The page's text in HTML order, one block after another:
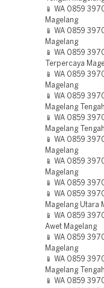
📱 WA 0859
Magelang
📱 WA 0859
Magelang
📱 WA 0859
Terpercaya
📱 WA 0859
Magelang
📱 WA 0859
Magelang
📱 WA 0859
Magelang
📱 WA 0859
Magelang
📱 WA 0859
Magelang
📱 WA 0859
📱 WA 0859
Magelang Utara
📱 WA 0859
Awet Magelang
📱 WA 0859
Magelang
📱 WA 0859
Magelang
📱 WA 0859